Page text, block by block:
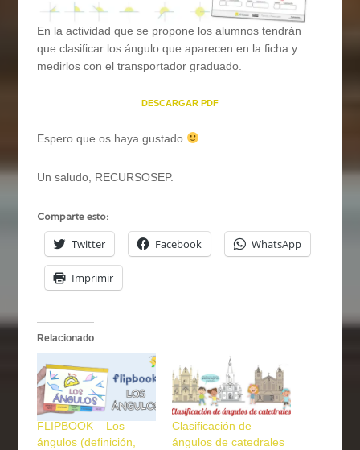
En la actividad que se propone los alumnos tendrán
que clasificar los ángulo que aparecen en la ficha y
medirlos con el transportador graduado.
DESCARGAR PDF
Espero que os haya gustado
Un saludo, RECURSOSEP.
Comparte esto:
Twitter Facebook WhatsApp
Imprimir
Relacionado
FLIPBOOK – Los
ángulos (definición,
Clasificación de
ángulos de catedrales